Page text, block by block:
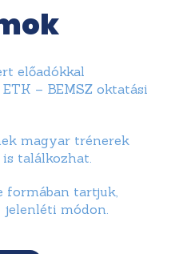
előadókkal
– BEMSZ oktatási
magyar trénerek
találkozhat.
formában tartjuk,
jelenléti módon.